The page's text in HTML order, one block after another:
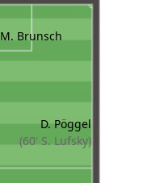
M. Brunsch
D. Pöggel
(60' S. Lufsky)